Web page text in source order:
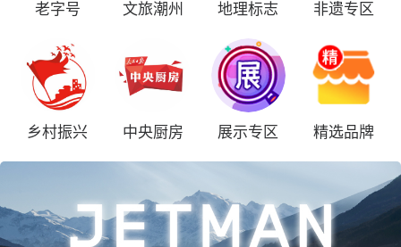
老字号 文旅潮州 地理标志 非遗专区
乡村振兴 中央厨房 展示专区 精选品牌